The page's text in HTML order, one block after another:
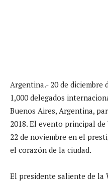
Argentina.- 20 de diciembre
1,000 delegados
Buenos Aires, Argentina,
2018. El evento principal
22 de noviembre en el
el corazón de la ciudad.
El presidente saliente de la